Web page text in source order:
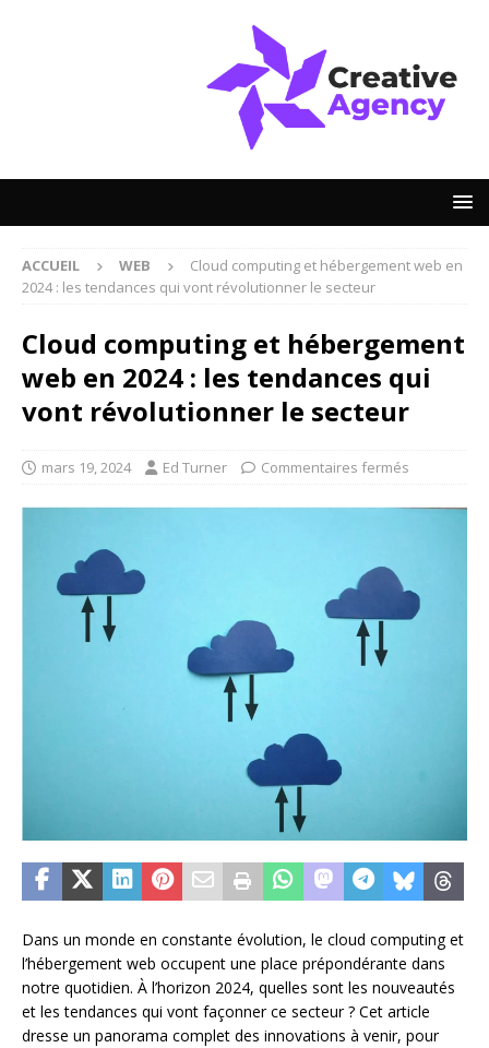
ACCUEIL WEB
Cloud computing et hébergement web en
2024 : les tendances qui vont révolutionner le secteur
Cloud computing et hébergement
web en 2024 : les tendances qui
vont révolutionner le secteur
mars 19, 2024 Ed Turner Commentaires fermés
Dans un monde en constante évolution, le cloud computing et
l’hébergement web occupent une place prépondérante dans
notre quotidien. À l’horizon 2024, quelles sont les nouveautés
et les tendances qui vont façonner ce secteur ? Cet article
dresse un panorama complet des innovations à venir, pour